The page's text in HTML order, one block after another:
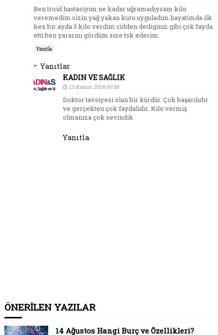
Ben troid hastasiyim.ne kadar uğramadıysam kilo
veremedim.sizin yağ yakan kuru uyguladım.hayatimda ilk
kez bir ayda 3 kilo verdim.cidden dediginiz gibi çok fayda
etti.ben yararını gördüm size tsk ederim.
Yanıtla
Yanıtlar
KADIN VE SAĞLIK
13 Kasım 2018 00:38
Doktor tavsiyesi olan bir kürdür. Çok başarılıdır
ve gerçekten çok faydalıdır. Kilo vermiş
olmanıza çok sevindik.
Yanıtla
ÖNERİLEN YAZILAR
14 Ağustos Hangi Burç ve Özellikleri?